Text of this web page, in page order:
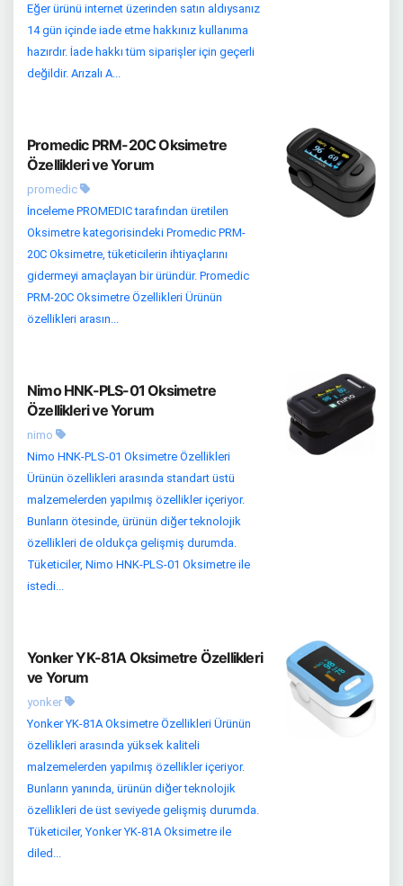
Eğer ürünü internet üzerinden satın aldıysanız
14 gün içinde iade etme hakkınız kullanıma
hazırdır. İade hakkı tüm siparişler için geçerli
değildir. Arızalı A...
Promedic PRM-20C Oksimetre
Özellikleri ve Yorum
promedic
İnceleme PROMEDIC tarafından üretilen
Oksimetre kategorisindeki Promedic PRM-
20C Oksimetre, tüketicilerin ihtiyaçlarını
gidermeyi amaçlayan bir üründür. Promedic
PRM-20C Oksimetre Özellikleri Ürünün
özellikleri arasın...
Nimo HNK-PLS-01 Oksimetre
Özellikleri ve Yorum
nimo
Nimo HNK-PLS-01 Oksimetre Özellikleri
Ürünün özellikleri arasında standart üstü
malzemelerden yapılmış özellikler içeriyor.
Bunların ötesinde, ürünün diğer teknolojik
özellikleri de oldukça gelişmiş durumda.
Tüketiciler, Nimo HNK-PLS-01 Oksimetre ile
istedi...
Yonker YK-81A Oksimetre Özellikleri
ve Yorum
yonker
Yonker YK-81A Oksimetre Özellikleri Ürünün
özellikleri arasında yüksek kaliteli
malzemelerden yapılmış özellikler içeriyor.
Bunların yanında, ürünün diğer teknolojik
özellikleri de üst seviyede gelişmiş durumda.
Tüketiciler, Yonker YK-81A Oksimetre ile
diled...